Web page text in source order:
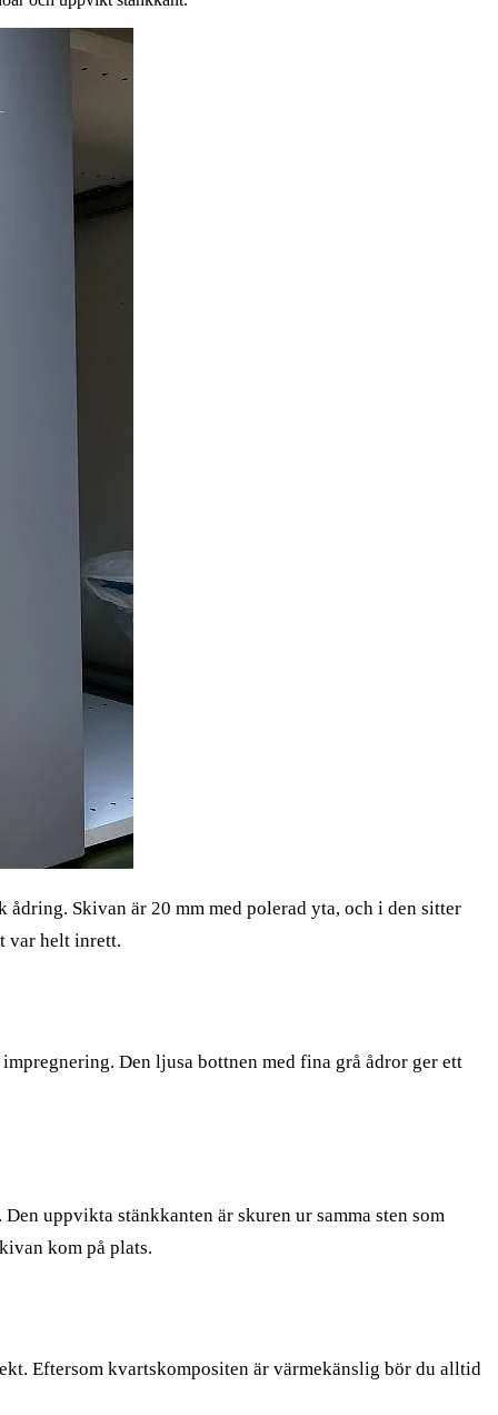
Skivan är 20 mm med polerad yta, och i den sitter
var helt inrett.
Den ljusa bottnen med fina grå ådror ger ett
uppvikta stänkkanten är skuren ur samma sten som
kom på plats.
Eftersom kvartskompositen är värmekänslig bör du alltid